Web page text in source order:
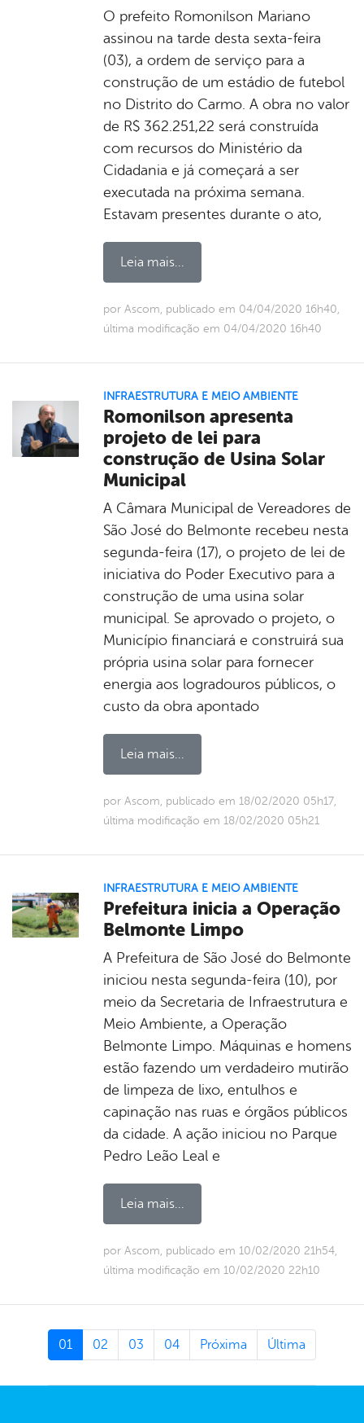
O prefeito Romonilson Mariano
assinou na tarde desta sexta-feira
(03), a ordem de serviço para a
construção de um estádio de futebol
no Distrito do Carmo. A obra no valor
de R$ 362.251,22 será construída
com recursos do Ministério da
Cidadania e já começará a ser
executada na próxima semana.
Estavam presentes durante o ato,
Leia mais...
por Ascom, publicado em 04/04/2020 16h40,
última modificação em 04/04/2020 16h40
INFRAESTRUTURA E MEIO AMBIENTE
Romonilson apresenta
projeto de lei para
construção de Usina Solar
Municipal
A Câmara Municipal de Vereadores de
São José do Belmonte recebeu nesta
segunda-feira (17), o projeto de lei de
iniciativa do Poder Executivo para a
construção de uma usina solar
municipal. Se aprovado o projeto, o
Município financiará e construirá sua
própria usina solar para fornecer
energia aos logradouros públicos, o
custo da obra apontado
Leia mais...
por Ascom, publicado em 18/02/2020 05h17,
última modificação em 18/02/2020 05h21
INFRAESTRUTURA E MEIO AMBIENTE
Prefeitura inicia a Operação
Belmonte Limpo
A Prefeitura de São José do Belmonte
iniciou nesta segunda-feira (10), por
meio da Secretaria de Infraestrutura e
Meio Ambiente, a Operação
Belmonte Limpo. Máquinas e homens
estão fazendo um verdadeiro mutirão
de limpeza de lixo, entulhos e
capinação nas ruas e órgãos públicos
da cidade. A ação iniciou no Parque
Pedro Leão Leal e
Leia mais...
por Ascom, publicado em 10/02/2020 21h54,
última modificação em 10/02/2020 22h10
01 02 03 04 Próxima Última